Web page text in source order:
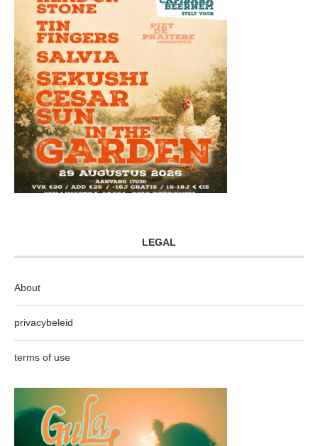
LEGAL
About
privacybeleid
terms of use